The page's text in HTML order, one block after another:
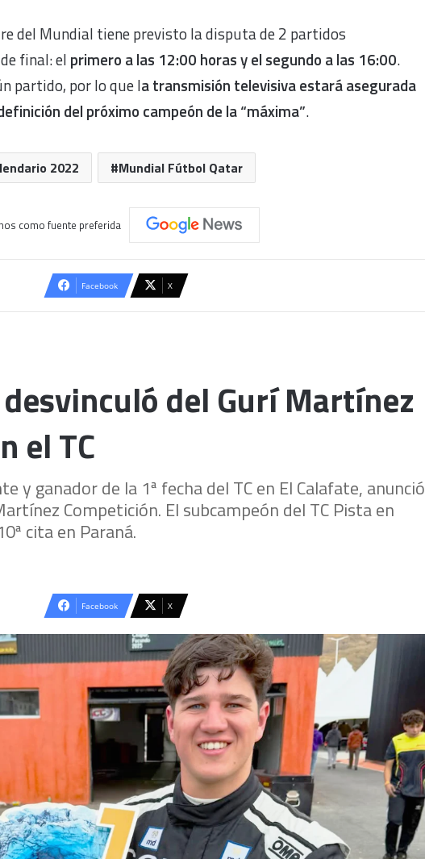
del Mundial tiene previsto la disputa de 2 partidos
final: el primero a las 12:00 horas y el segundo a las 16:00.
partido, por lo que la transmisión televisiva estará asegurada
del próximo campeón de la “máxima”.
2022 Mundial Fútbol Qatar
como fuente preferida
Facebook X